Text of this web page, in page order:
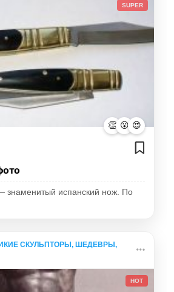
SUPER
👏 😮 😍
знаменитый испанский нож. По
СКУЛЬПТОРЫ, ШЕДЕВРЫ,
HOT